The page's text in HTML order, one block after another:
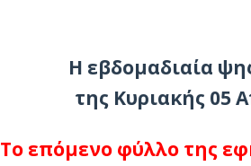
Η εβδομαδιαία
της Κυριακής 05
Το επόμενο φύλλο της